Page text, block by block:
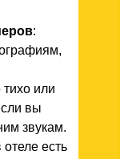
:
тихо или
вы
звукам.
отеле есть